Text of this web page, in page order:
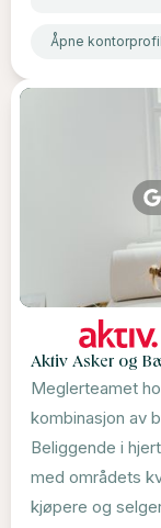
Åpne kontorprofil
Aktiv Asker og
Meglerteamet
kombinasjon av
Beliggende i
med områdets
kjøpere og